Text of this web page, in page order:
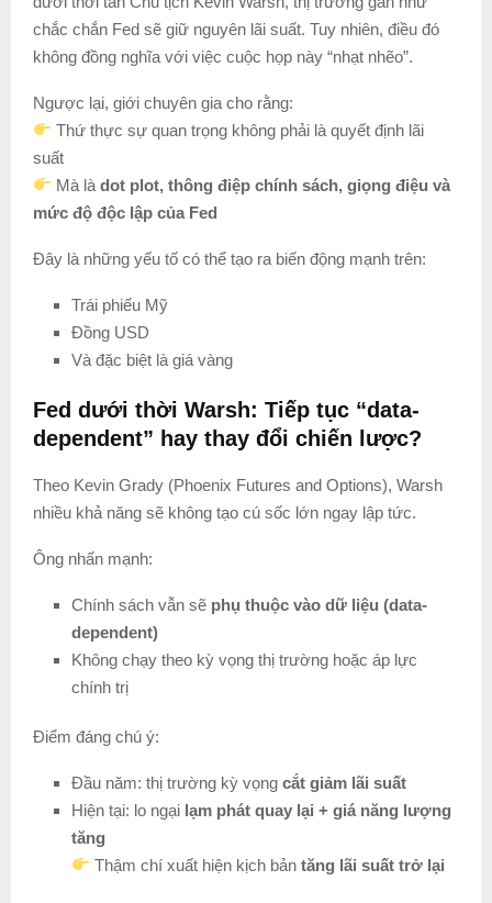
chắc chắn Fed sẽ giữ nguyên lãi suất. Tuy nhiên, điều đó
không đồng nghĩa với việc cuộc họp này “nhạt nhẽo”.
Ngược lại, giới chuyên gia cho rằng:
Thứ thực sự quan trọng không phải là quyết định lãi
suất
Mà làdot plot, thông điệp chính sách, giọng điệu và
mức độ độc lập của Fed
Đây là những yếu tố có thể tạo ra biến động mạnh trên:
Trái phiếu Mỹ
Đồng USD
Và đặc biệt là giá vàng
Fed dưới thời Warsh: Tiếp tục “data-
dependent” hay thay đổi chiến lược?
Theo Kevin Grady (Phoenix Futures and Options), Warsh
nhiều khả năng sẽ không tạo cú sốc lớn ngay lập tức.
Ông nhấn mạnh:
Chính sách vẫn sẽ phụ thuộc vào dữ liệu (data-
dependent)
Không chạy theo kỳ vọng thị trường hoặc áp lực
chính trị
Điểm đáng chú ý:
Đầu năm: thị trường kỳ vọng cắt giảm lãi suất
Hiện tại: lo ngại lạm phát quay lại + giá năng lượng
tăng
Thậm chí xuất hiện kịch bảntăng lãi suất trở lại